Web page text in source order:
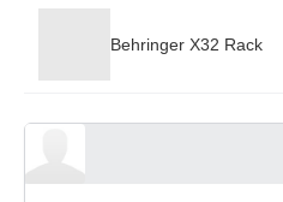
Behringer X32 Rack